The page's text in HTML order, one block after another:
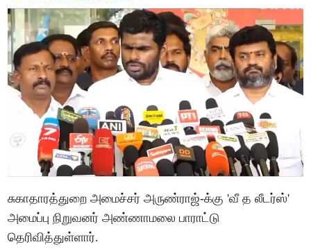
சுகாதாரத்துறை அமைச்சர் அருண்ராஜ்-க்கு 'வீ த லீடர்ஸ்'
அமைப்பு நிறுவனர் அண்ணாமலை பாராட்டு
தெரிவித்துள்ளார்.